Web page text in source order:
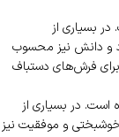
در بسیاری از
و دانش نیز محسوب
فرش‌های دستباف
است. در بسیاری از
و موفقیت نیز